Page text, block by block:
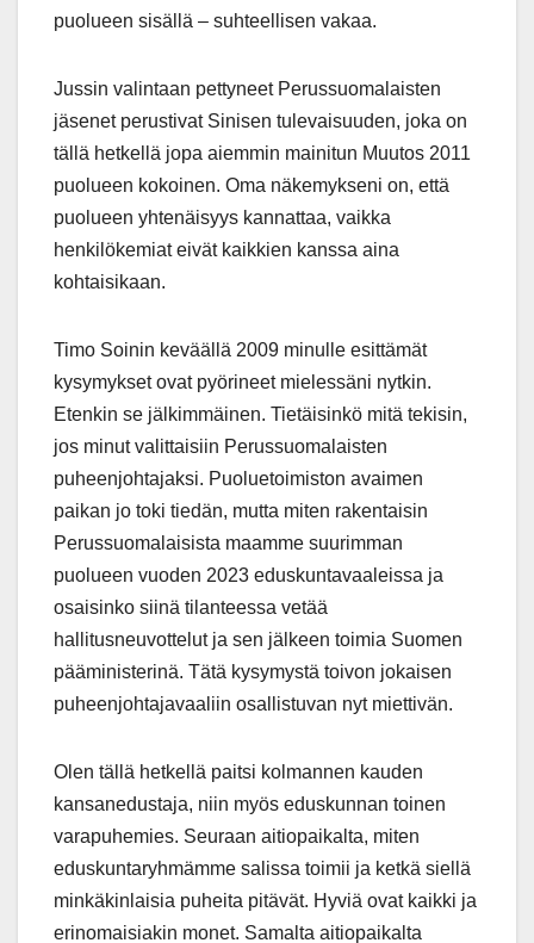
puolueen sisällä – suhteellisen vakaa.
Jussin valintaan pettyneet Perussuomalaisten
jäsenet perustivat Sinisen tulevaisuuden, joka on
tällä hetkellä jopa aiemmin mainitun Muutos 2011
puolueen kokoinen. Oma näkemykseni on, että
puolueen yhtenäisyys kannattaa, vaikka
henkilökemiat eivät kaikkien kanssa aina
kohtaisikaan.
Timo Soinin keväällä 2009 minulle esittämät
kysymykset ovat pyörineet mielessäni nytkin.
Etenkin se jälkimmäinen. Tietäisinkö mitä tekisin,
jos minut valittaisiin Perussuomalaisten
puheenjohtajaksi. Puoluetoimiston avaimen
paikan jo toki tiedän, mutta miten rakentaisin
Perussuomalaisista maamme suurimman
puolueen vuoden 2023 eduskuntavaaleissa ja
osaisinko siinä tilanteessa vetää
hallitusneuvottelut ja sen jälkeen toimia Suomen
pääministerinä. Tätä kysymystä toivon jokaisen
puheenjohtajavaaliin osallistuvan nyt miettivän.
Olen tällä hetkellä paitsi kolmannen kauden
kansanedustaja, niin myös eduskunnan toinen
varapuhemies. Seuraan aitiopaikalta, miten
eduskuntaryhmämme salissa toimii ja ketkä siellä
minkäkinlaisia puheita pitävät. Hyviä ovat kaikki ja
erinomaisiakin monet. Samalta aitiopaikalta